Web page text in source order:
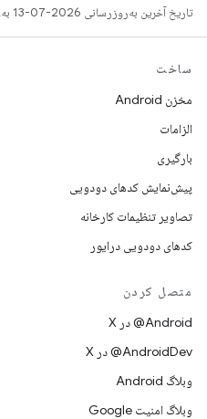
تاریخ آخرین به‌روزرسانی 2026-07-13 به‌وقت ساعت هماهنگ جهانی.
ساخت
مخزن Android
الزامات
بارگیری
پیش‌نمایش کدهای دودویی
تصاویر تنظیمات کارخانه
کدهای دودویی درایور
متصل کردن
‫‎@Android در X
‫‎@AndroidDev در X
وبلاگ Android
وبلاگ امنیت Google